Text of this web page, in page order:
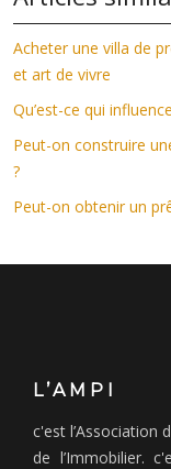
Acheter une villa de
et art de vivre
Qu’est-ce qui
Peut-on construire
?
Peut-on obtenir un
L’AMPI
c'est l’Association
de l’Immobilier.